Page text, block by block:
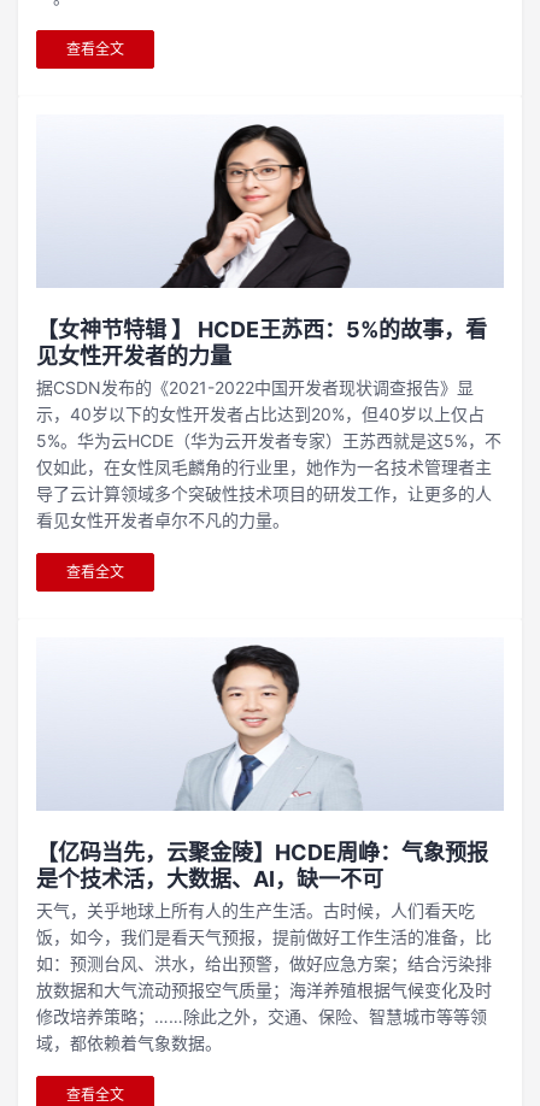
查看全文
【女神节特辑 】 HCDE王苏西：5%的故事，看
见女性开发者的力量
据CSDN发布的《2021-2022中国开发者现状调查报告》显
示，40岁以下的女性开发者占比达到20%，但40岁以上仅占
5%。华为云HCDE（华为云开发者专家）王苏西就是这5%，不
仅如此，在女性凤毛麟角的行业里，她作为一名技术管理者主
导了云计算领域多个突破性技术项目的研发工作，让更多的人
看见女性开发者卓尔不凡的力量。
查看全文
【亿码当先，云聚金陵】HCDE周峥：气象预报
是个技术活，大数据、AI，缺一不可
天气，关乎地球上所有人的生产生活。古时候，人们看天吃
饭，如今，我们是看天气预报，提前做好工作生活的准备，比
如：预测台风、洪水，给出预警，做好应急方案；结合污染排
放数据和大气流动预报空气质量；海洋养殖根据气候变化及时
修改培养策略；……除此之外，交通、保险、智慧城市等等领
域，都依赖着气象数据。
查看全文